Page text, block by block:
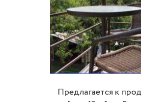
Предлагается к